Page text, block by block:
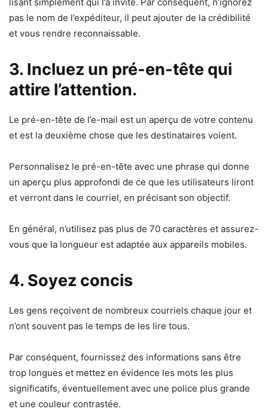
pas le nom de l’expéditeur, il peut ajouter de la crédibilité
et vous rendre reconnaissable.
3. Incluez un pré-en-tête qui
attire l’attention.
Le pré-en-tête de l’e-mail est un aperçu de votre contenu
et est la deuxième chose que les destinataires voient.
Personnalisez le pré-en-tête avec une phrase qui donne
un aperçu plus approfondi de ce que les utilisateurs liront
et verront dans le courriel, en précisant son objectif.
En général, n’utilisez pas plus de 70 caractères et assurez-
vous que la longueur est adaptée aux appareils mobiles.
4. Soyez concis
Les gens reçoivent de nombreux courriels chaque jour et
n’ont souvent pas le temps de les lire tous.
Par conséquent, fournissez des informations sans être
trop longues et mettez en évidence les mots les plus
significatifs, éventuellement avec une police plus grande
et une couleur contrastée.